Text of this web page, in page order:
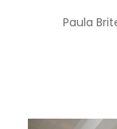
Paula